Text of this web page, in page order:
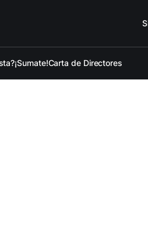
¡Sumate!Carta de Directores